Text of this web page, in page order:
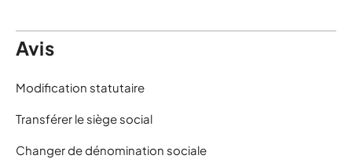
Avis
Modification statutaire
Transférer le siège social
Changer de dénomination sociale